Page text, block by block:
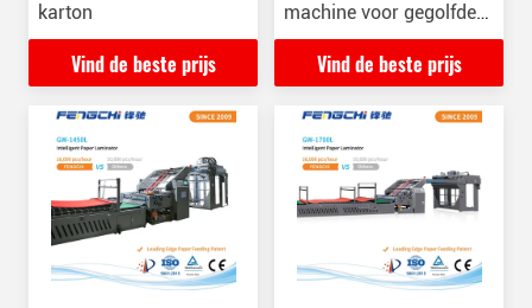
karton
Vind de beste prijs
machine voor gegolfde
karton
Vind de beste prijs